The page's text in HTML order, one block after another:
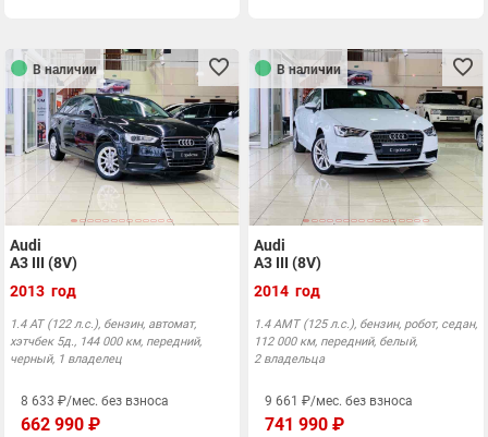
В наличии
Audi
A3 III (8V)
2013 год
1.4 AT (122 л.с.), бензин, автомат,
хэтчбек 5д., 144 000 км, передний,
черный, 1 владелец
8 633 ₽/мес. без взноса
662 990 ₽
В наличии
Audi
A3 III (8V)
2014 год
1.4 AMT (125 л.с.), бензин, робот, седан,
112 000 км, передний, белый,
2 владельца
9 661 ₽/мес. без взноса
741 990 ₽